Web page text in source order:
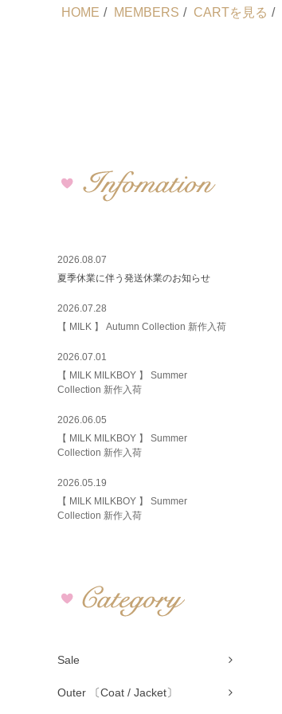
HOME / MEMBERS / CARTを見る /
2026.08.07
夏季休業に伴う発送休業のお知らせ
2026.07.28
【 MILK 】 Autumn Collection 新作入荷
2026.07.01
【 MILK MILKBOY 】 Summer
Collection 新作入荷
2026.06.05
【 MILK MILKBOY 】 Summer
Collection 新作入荷
2026.05.19
【 MILK MILKBOY 】 Summer
Collection 新作入荷
Sale
Outer 〔Coat / Jacket〕